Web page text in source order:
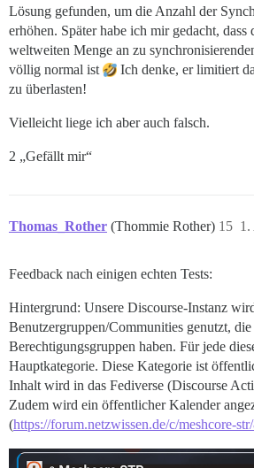
Lösung gefunden, um die Anzahl der
erhöhen. Später habe ich mir gedacht, dass
weltweiten Menge an zu
völlig normal ist
Ich denke, er limitiert
zu überlasten!
Vielleicht liege ich aber auch falsch.
2 „Gefällt mir“
Thomas_Rother (Thommie Rother) 1.
15
Feedback nach einigen echten Tests:
Hintergrund: Unsere Discourse-Instanz
Benutzergruppen/Communities genutzt,
Berechtigungsgruppen haben. Für jede
Hauptkategorie. Diese Kategorie ist
Inhalt wird in das Fediverse (Discourse
Zudem wird ein öffentlicher Kalender
(https://forum.netzwissen.de/c/meshcore-